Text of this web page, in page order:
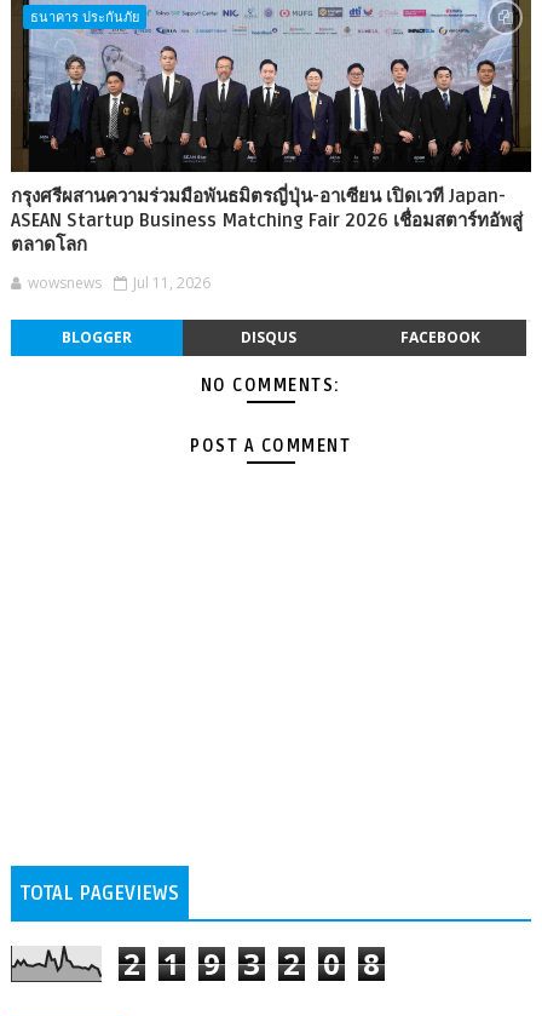
ธนาคาร ประกันภัย
กรุงศรีผสานความร่วมมือพันธมิตรญี่ปุ่น-อาเซียน เปิดเวที Japan-
ASEAN Startup Business Matching Fair 2026 เชื่อมสตาร์ทอัพสู่
ตลาดโลก
wowsnews Jul 11, 2026
BLOGGER DISQUS FACEBOOK
NO COMMENTS:
POST A COMMENT
TOTAL PAGEVIEWS
2 1 9 3 2 0 8